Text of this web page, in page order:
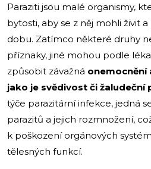
Paraziti jsou malé organismy,
bytosti, aby se z něj mohli živit
dobu. Zatímco některé druhy
příznaky, jiné mohou podle
způsobit závažná onemocnění
jako je svědivost či žaludeční
týče parazitární infekce, jedná
parazitů a jejich rozmnožení,
k poškození orgánových
tělesných funkcí.